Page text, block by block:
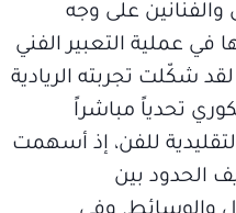
والفنانين على وجه
عملية التعبير الفني
شكّلت تجربته الريادية
تحدياً مباشراً
للفن، إذ أسهمت
الحدود بين